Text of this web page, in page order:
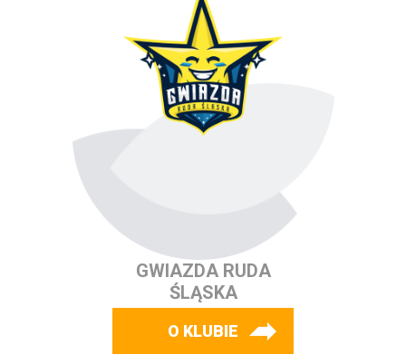
GWIAZDA RUDA
ŚLĄSKA
O KLUBIE